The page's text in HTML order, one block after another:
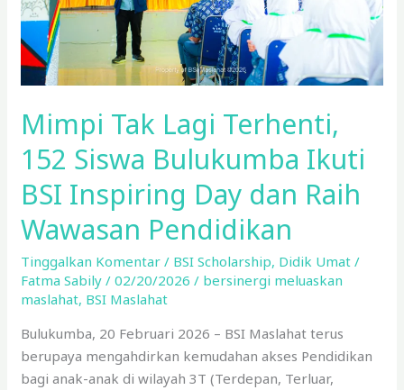
Mimpi Tak Lagi Terhenti,
152 Siswa Bulukumba Ikuti
BSI Inspiring Day dan Raih
Wawasan Pendidikan
Tinggalkan Komentar / BSI Scholarship, Didik Umat /
Fatma Sabily/02/20/2026/ bersinergi meluaskan
maslahat, BSI Maslahat
Bulukumba, 20 Februari 2026 – BSI Maslahat terus
berupaya mengahdirkan kemudahan akses Pendidikan
bagi anak-anak di wilayah 3T (Terdepan, Terluar,
Ikuti
BSI
Inspiring
Day
Raih
Wawasan
Pendidikan